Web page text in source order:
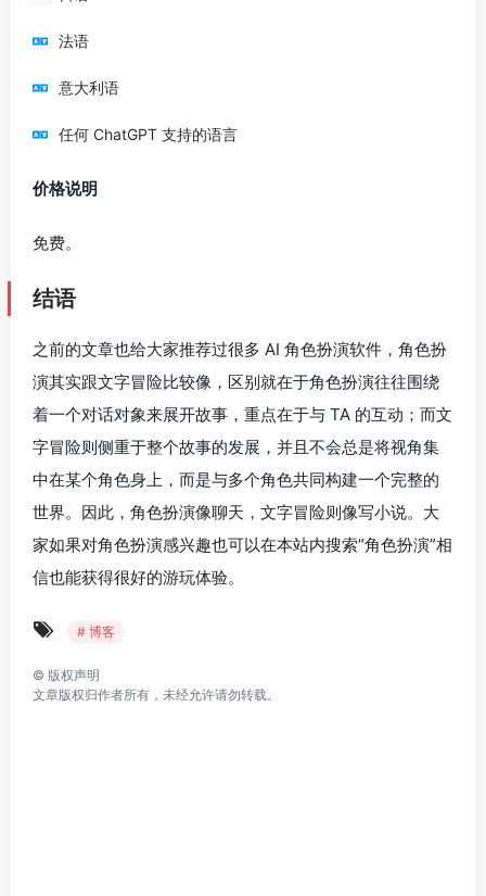
法语
意大利语
任何 ChatGPT 支持的语言
价格说明
免费。
结语
之前的文章也给大家推荐过很多 AI 角色扮演软件，角色扮
演其实跟文字冒险比较像，区别就在于角色扮演往往围绕
着一个对话对象来展开故事，重点在于与 TA 的互动；而文
字冒险则侧重于整个故事的发展，并且不会总是将视角集
中在某个角色身上，而是与多个角色共同构建一个完整的
世界。因此，角色扮演像聊天，文字冒险则像写小说。大
家如果对角色扮演感兴趣也可以在本站内搜索“角色扮演”相
信也能获得很好的游玩体验。
# 博客
© 版权声明
文章版权归作者所有，未经允许请勿转载。